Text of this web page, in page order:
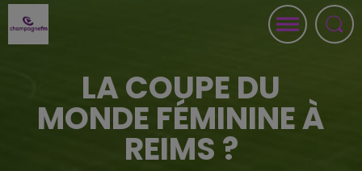
LA COUPE DU
MONDE FÉMININE À
REIMS ?